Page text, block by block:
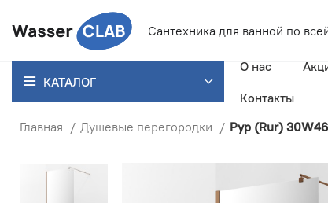
Сантехника для ванной по
КАТАЛОГ
О нас
Контакты
Главная
Душевые перегородки Рур (Rur)